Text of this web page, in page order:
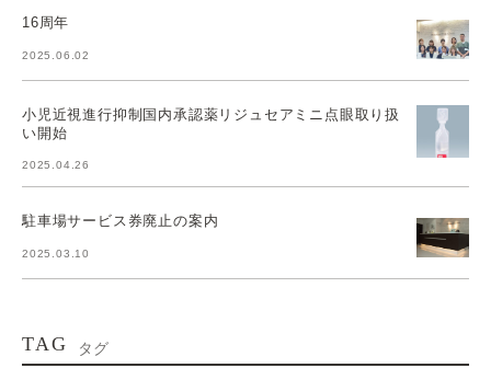
16周年
2025.06.02
小児近視進行抑制国内承認薬リジュセアミニ点眼取り扱
い開始
2025.04.26
駐車場サービス券廃止の案内
2025.03.10
TAG タグ